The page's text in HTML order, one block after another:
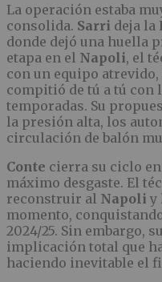
La operación estaba
consolida. Sarri deja la
donde dejó una huella
etapa en el Napoli, el
con un equipo
compitió de tú a tú con
temporadas. Su
la presión alta, los
circulación de balón
Conte cierra su ciclo
máximo desgaste. El
reconstruir al Napoli y
momento,
2024/25. Sin embargo,
implicación total que
haciendo inevitable el